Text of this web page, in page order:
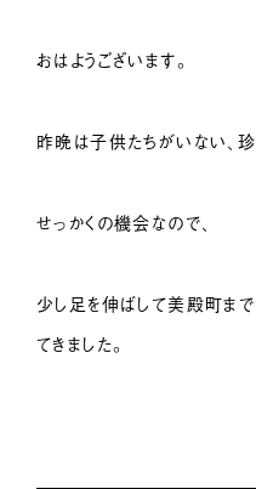
おはようございます。
昨晩は子供たちがいない、珍
せっかくの機会なので、
少し足を伸ばして美殿町ま
てきました。